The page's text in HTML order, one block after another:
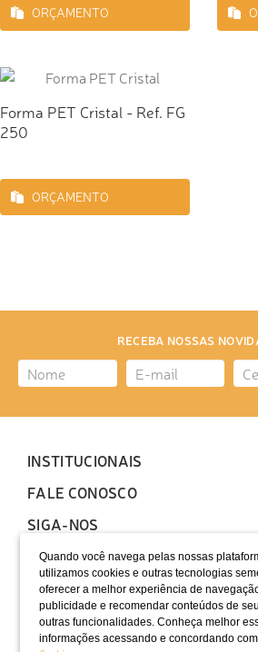
Quando você navega pelas nossas
utilizamos cookies e outras tecnologias
oferecer a melhor experiência de
publicidade e recomendar conteúdos de
outras funcionalidades. Conheça melhor
informações acessando e concordando
ORÇAMENTO
Forma PET Cristal - Ref. FG
250
ORÇAMENTO
RECEBA NOSSAS
INSTITUCIONAIS
FALE CONOSCO
SIGA-NOS
LOCALIZAÇÃO